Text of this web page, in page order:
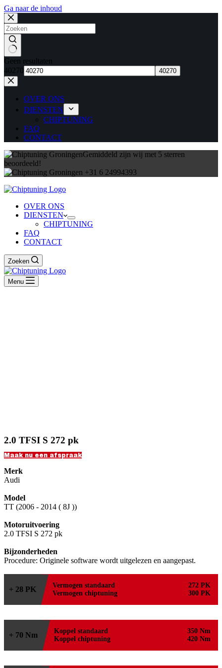
Ga naar de inhoud
Geen resultaten
40270
OVER ONS
DIENSTEN
CHIPTUNING
FAQ
CONTACT
Gemiddeld zijn wij met 5 sterren
beoordeeld!
+31 6 24994393
OVER ONS
DIENSTEN
CHIPTUNING
FAQ
CONTACT
Zoeken
Menu
2.0 TFSI S 272 pk
Maak nu een afspraak
Merk
Audi
Model
TT (2006 - 2014 ( 8J ))
Motoruitvoering
2.0 TFSI S 272 pk
Bijzonderheden
Procedure: Originele software wordt uitgelezen en aangepast.
+ 28 PK Vermogen standaard
272 PK
Vermogen chiptuning
300 PK
+ 70 Nm Koppel standaard
350 Nm
Koppel chiptuning
420 Nm